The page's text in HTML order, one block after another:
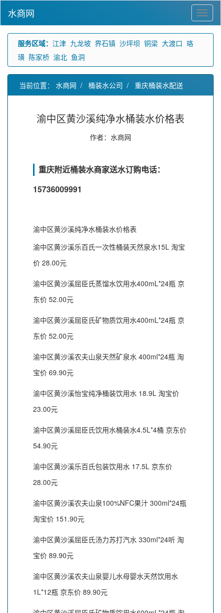
水商网
服务区域： 江津 九龙坡 界石镇 沙坪坝 铜梁 大渡口 珞
璜 陈家桥 渝北 鱼洞
当前位置： 水商网 / 桶装水公司 / 重庆桶装水配送
渝中区黄沙溪纯净水桶装水价格表
作者：水商网
重庆附近桶装水商家送水订购电话：
15736009991
渝中区黄沙溪纯净水桶装水价格表
渝中区黄沙溪乐百氏一次性桶装天然泉水15L 淘宝
价 28.00元
渝中区黄沙溪屈臣氏蒸馏水饮用水400mL*24瓶 京
东价 52.00元
渝中区黄沙溪屈臣氏矿物质饮用水400mL*24瓶 京
东价 52.00元
渝中区黄沙溪农夫山泉天然矿泉水 400ml*24瓶 淘
宝价 69.90元
渝中区黄沙溪怡宝纯净桶装饮用水 18.9L 淘宝价
23.00元
渝中区黄沙溪屈臣氏饮用水桶装水4.5L*4桶 京东价
54.90元
渝中区黄沙溪乐百氏包装饮用水 17.5L 京东价
28.00元
渝中区黄沙溪农夫山泉100%NFC果汁 300ml*24瓶
淘宝价 151.90元
渝中区黄沙溪屈臣氏汤力苏打汽水 330ml*24听 淘
宝价 89.90元
渝中区黄沙溪农夫山泉婴儿水母婴水天然饮用水
1L*12瓶 京东价 89.90元